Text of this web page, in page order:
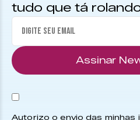
tudo que tá
Assinar
Autorizo o envio das